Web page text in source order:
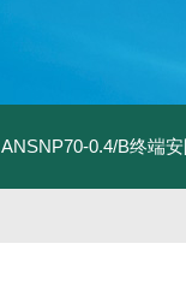
ANSNP70-0.4/B终端安防